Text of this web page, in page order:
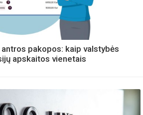
pakopos: kaip valstybės
apskaitos vienetais